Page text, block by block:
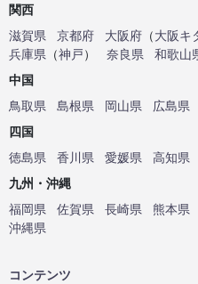
関西
滋賀県
京都府 大阪府 （大阪キ
兵庫県 （神戸） 奈良県
和歌山
中国
鳥取県
島根県 岡山県 広島県
四国
徳島県
香川県 愛媛県
高知県
九州・沖縄
福岡県
佐賀県 長崎県 熊本県
沖縄県
コンテンツ